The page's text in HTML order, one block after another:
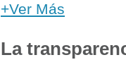
+Ver Más
La